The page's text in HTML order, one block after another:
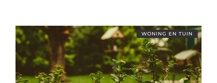
WONING EN TUIN